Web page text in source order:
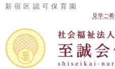
新宿区認可保育園
会
福
祉
見学ご